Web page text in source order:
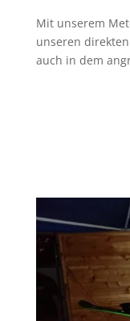
Mit unserem
unseren
auch in dem